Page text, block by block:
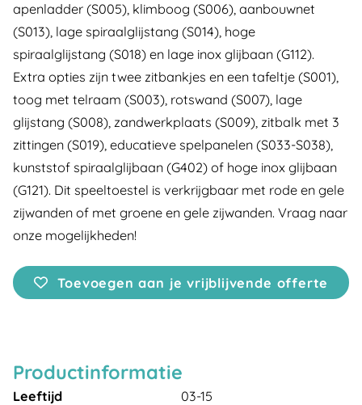
apenladder (S005), klimboog (S006), aanbouwnet
(S013), lage spiraalglijstang (S014), hoge
spiraalglijstang (S018) en lage inox glijbaan (G112).
Extra opties zijn twee zitbankjes en een tafeltje (S001),
toog met telraam (S003), rotswand (S007), lage
glijstang (S008), zandwerkplaats (S009), zitbalk met 3
zittingen (S019), educatieve spelpanelen (S033-S038),
kunststof spiraalglijbaan (G402) of hoge inox glijbaan
(G121). Dit speeltoestel is verkrijgbaar met rode en gele
zijwanden of met groene en gele zijwanden. Vraag naar
onze mogelijkheden!
Toevoegen aan je vrijblijvende offerte
Productinformatie
Leeftijd
03-15